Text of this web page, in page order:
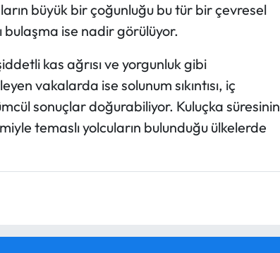
büyük bir çoğunluğu bu tür bir çevresel
bulaşma ise nadir görülüyor.
kas ağrısı ve yorgunluk gibi
vakalarda ise solunum sıkıntısı, iç
sonuçlar doğurabiliyor. Kuluçka süresinin
temaslı yolcuların bulunduğu ülkelerde